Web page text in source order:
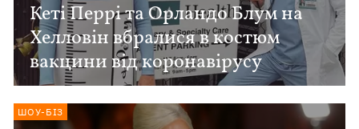
Кеті Перрі та Орландо Блум на
Хелловін вбралися в костюм
вакцини від коронавірусу
ШОУ-БІЗ